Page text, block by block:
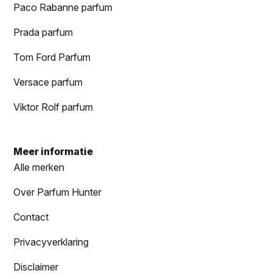
Paco Rabanne parfum
Prada parfum
Tom Ford Parfum
Versace parfum
Viktor Rolf parfum
Meer informatie
Alle merken
Over Parfum Hunter
Contact
Privacyverklaring
Disclaimer